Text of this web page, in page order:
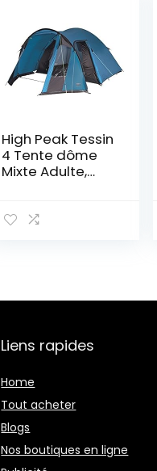
High Peak Tessin
4 Tente dôme
Mixte Adulte,
cm
Liens rapides
Home
Tout acheter
Blogs
Nos boutiques en ligne